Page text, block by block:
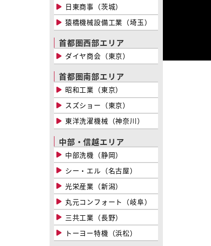
日東商事（茨城）
猿橋機械設備工業（埼玉）
首都圏西部エリア
ダイヤ商会（東京）
首都圏南部エリア
昭和工業（東京）
スズショー（東京）
東洋洗濯機械（神奈川）
中部・信越エリア
中部洗機（静岡）
シー・エル（名古屋）
光栄産業（新潟）
丸元コンフォート（岐阜）
三共工業（長野）
トーヨー特機（浜松）